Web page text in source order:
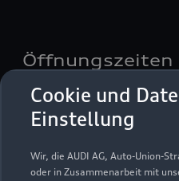
Cookie und
Einstellung
Wir, die AUDI AG, Auto-Union-
oder in Zusammenarbeit mit
Öffnungszeiten
Verkauf
08:00